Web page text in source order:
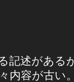
記述がある
内容が古い